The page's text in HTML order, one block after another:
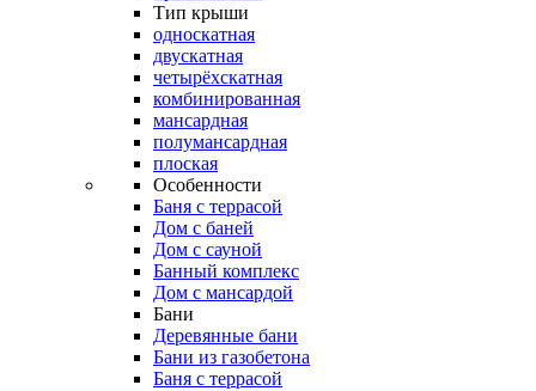
Тип крыши
односкатная
двускатная
четырёхскатная
комбинированная
мансардная
полумансардная
плоская
Особенности
Баня с террасой
Дом с баней
Дом с сауной
Банный комплекс
Дом с мансардой
Бани
Деревянные бани
Бани из газобетона
Баня с террасой